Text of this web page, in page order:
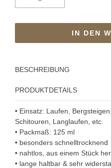
IN DEN
BESCHREIBUNG
PRODUKTDETAILS
• Einsatz: Laufen,
Schitouren, Langlaufen, etc.
• Packmaß: 125 ml
• besonders schnelltrocknend
• nahtlos, aus einem Stück
• lange haltbar & sehr